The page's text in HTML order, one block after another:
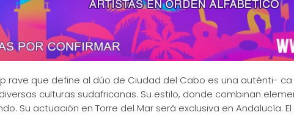
rave que define al dúo de Ciudad del Cabo es una auténti-
culturas sudafricanas. Su estilo, donde combinan
Su actuación en Torre del Mar será exclusiva en Andalucía.